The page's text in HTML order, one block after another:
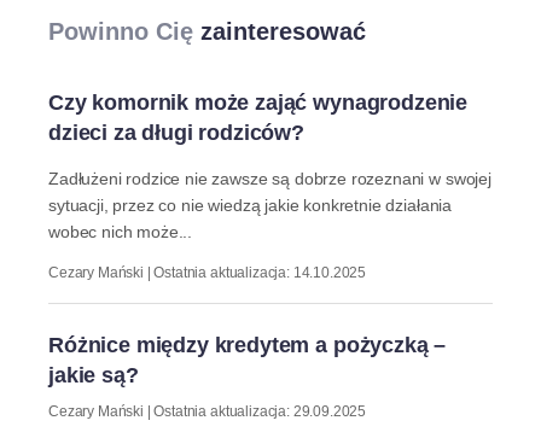
Powinno Cię zainteresować
Czy komornik może zająć wynagrodzenie
dzieci za długi rodziców?
Zadłużeni rodzice nie zawsze są dobrze rozeznani w swojej
sytuacji, przez co nie wiedzą jakie konkretnie działania
wobec nich może...
Cezary Mański | Ostatnia aktualizacja: 14.10.2025
Różnice między kredytem a pożyczką –
jakie są?
Cezary Mański | Ostatnia aktualizacja: 29.09.2025